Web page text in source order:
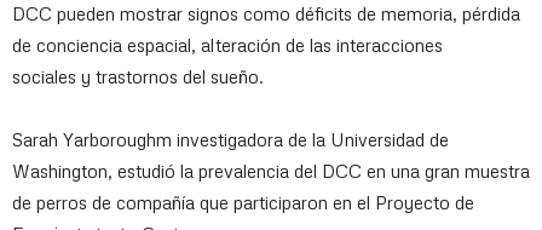
DCC pueden mostrar signos como déficits de memoria, pérdida
de conciencia espacial, alteración de las interacciones
sociales y trastornos del sueño.
Sarah Yarboroughm investigadora de la Universidad de
Washington, estudió la prevalencia del DCC en una gran muestra
de perros de compañía que participaron en el Proyecto de